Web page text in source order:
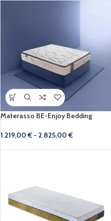
Materasso BE-Enjoy Bedding
1.219,00€ - 2.825,00€